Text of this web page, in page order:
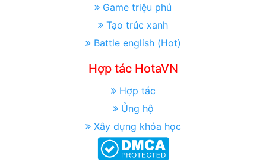
Game triệu phú
Tạo trúc xanh
Battle english (Hot)
Hợp tác HotaVN
Hợp tác
Ủng hộ
Xây dựng khóa học